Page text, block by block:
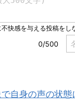
自身の声の状態